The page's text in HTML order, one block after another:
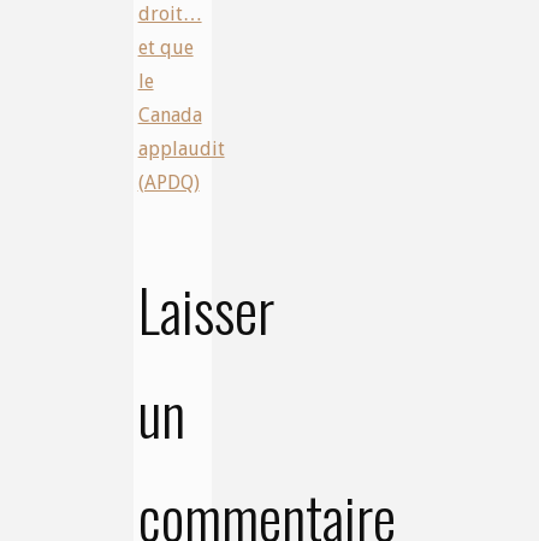
droit…
et que
le
Canada
applaudit
(APDQ)
Laisser
un
commentaire